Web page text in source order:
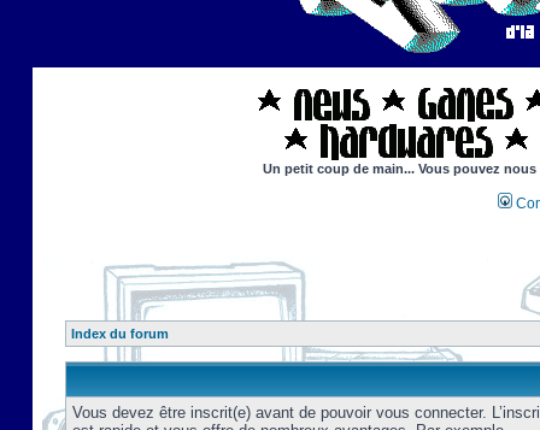
Un petit coup de main... Vous pouvez
Index du forum
Vous devez être inscrit(e) avant de pouvoir vous connecter.